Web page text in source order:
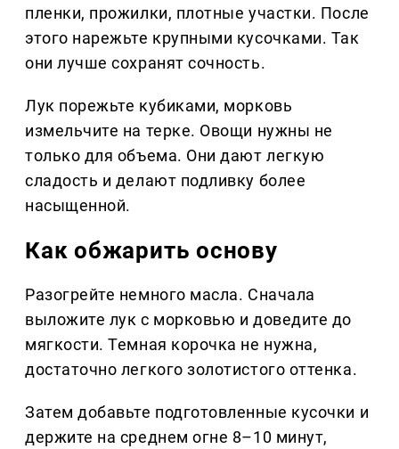
пленки, прожилки, плотные участки. После
этого нарежьте крупными кусочками. Так
они лучше сохранят сочность.
Лук порежьте кубиками, морковь
измельчите на терке. Овощи нужны не
только для объема. Они дают легкую
сладость и делают подливку более
насыщенной.
Как обжарить основу
Разогрейте немного масла. Сначала
выложите лук с морковью и доведите до
мягкости. Темная корочка не нужна,
достаточно легкого золотистого оттенка.
Затем добавьте подготовленные кусочки и
держите на среднем огне 8–10 минут,